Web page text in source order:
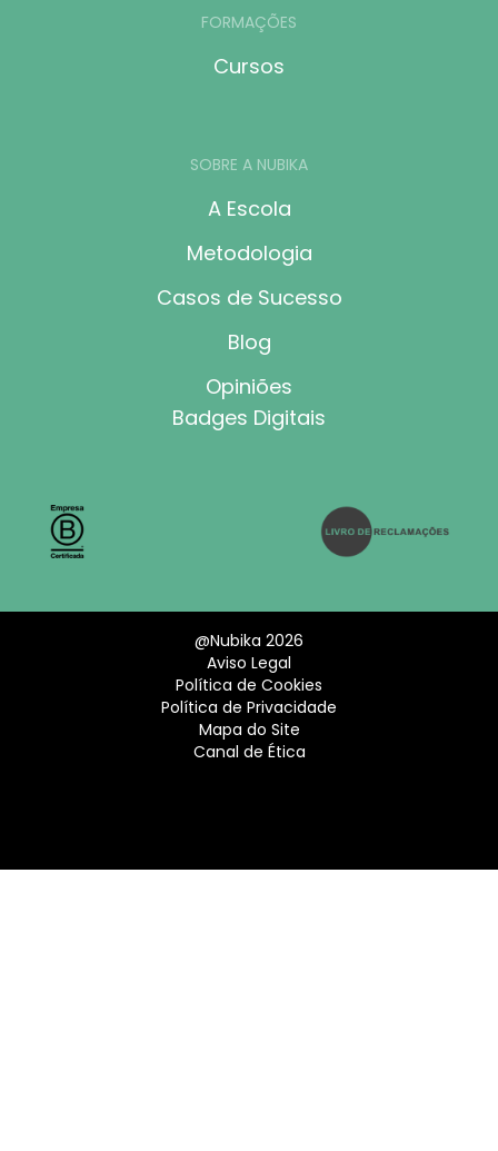
FORMAÇÕES
Cursos
SOBRE A NUBIKA
A Escola
Metodologia
Casos de Sucesso
Blog
Opiniões
Badges Digitais
@Nubika 2026
Aviso Legal
Política de Cookies
Política de Privacidade
Mapa do Site
Canal de Ética